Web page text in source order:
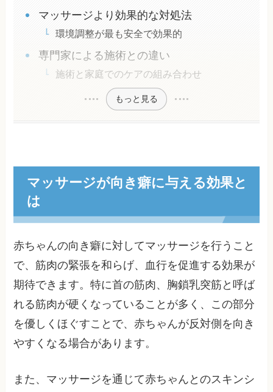
マッサージより効果的な対処法
環境調整が最も安全で効果的
専門家による施術との違い
施術と家庭でのケアの組み合わせ
もっと見る
マッサージが向き癖に与える効果と
は
赤ちゃんの向き癖に対してマッサージを行うこと
で、筋肉の緊張を和らげ、血行を促進する効果が
期待できます。特に首の筋肉、胸鎖乳突筋と呼ば
れる筋肉が硬くなっていることが多く、この部分
を優しくほぐすことで、赤ちゃんが反対側を向き
やすくなる場合があります。
また、マッサージを通じて赤ちゃんとのスキンシ